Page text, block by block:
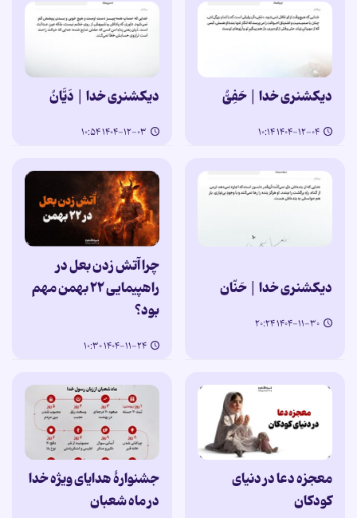
دیکشنری خدا | حَفِیُّ
۱۴۰۴-۱۲-۰۴ ۱۰:۱۴
دیکشنری خدا | دَیَّانُ
۱۴۰۴-۱۲-۰۳ ۱۰:۵۴
دیکشنری خدا | حَنّان
۱۴۰۴-۱۱-۳۰ ۲۰:۲۴
چرا آتش زدن بعل در
راهپیمایی ۲۲ بهمن مهم
بود؟
۱۴۰۴-۱۱-۲۴ ۱۰:۳۰
معجزه دعا در دنیای
کودکان
جشنوارۀ هدایای ویژه خدا
در ماه شعبان